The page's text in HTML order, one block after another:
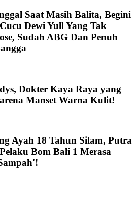
Saat Masih Balita, Begini
Dewi Yull Yang Tak
Sudah ABG Dan Penuh
Dokter Kaya Raya yang
Manset Warna Kulit!
Ayah 18 Tahun Silam, Putra
Bom Bali 1 Merasa